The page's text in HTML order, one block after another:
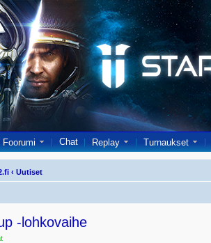
Foorumi Chat Replay Turnaukset
‹ Uutiset
-lohkovaihe